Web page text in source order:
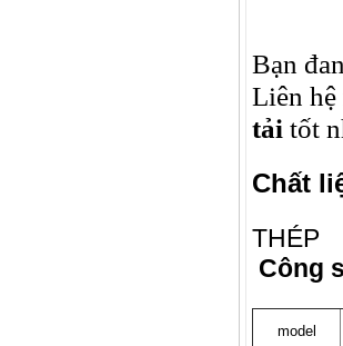
Bạn
Liên
tải tốt
Chất
THÉP
Công
model